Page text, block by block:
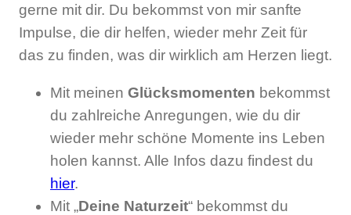
gerne mit dir. Du bekommst von mir sanfte
Impulse, die dir helfen, wieder mehr Zeit für
das zu finden, was dir wirklich am Herzen liegt.
Mit meinen Glücksmomenten bekommst
du zahlreiche Anregungen, wie du dir
wieder mehr schöne Momente ins Leben
holen kannst. Alle Infos dazu findest du
hier.
Mit „Deine Naturzeit“ bekommst du